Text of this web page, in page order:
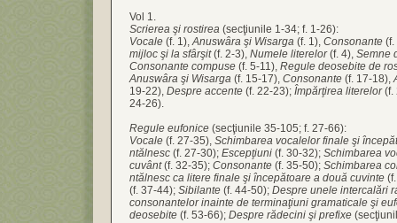
Vol 1.
Scrierea şi rostirea (secţiunile 1-34; f. 1-26):
Vocale (f. 1),Anuswâra şi Wisarga (f. 1), Consonante
mijloc şi la sfârşit(f. 2-3), Numele literelor(f. 4), Semne
Consonante compuse (f. 5-11), Regule deosebite de
Anuswâra şi Wisarga (f. 15-17), Consonante (f. 17-18),
19-22), Despre accente (f. 22-23); Împărţirea literelor(f.
24-26).
Regule eufonice (secţiunile 35-105; f. 27-66):
Vocale (f. 27-35), Schimbarea vocalelor finale şi
ntălnesc (f. 27-30); Escepţiuni (f. 30-32); Schimbarea
cuvânt(f. 32-35); Consonante (f. 35-50); Schimbarea
ntălnesc ca litere finale şi începătoare a două cuvinte
(f. 37-44); Sibilante (f. 44-50); Despre unele intercalări
consonantelor inainte de terminaţiuni gramaticale şi
deosebite (f. 53-66); Despre rădecini şi prefixe